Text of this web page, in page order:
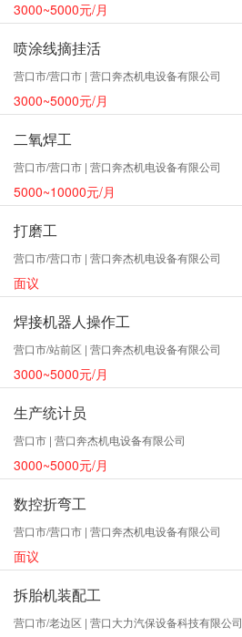
3000~5000元/月
喷涂线摘挂活
营口市/营口市 | 营口奔杰机电设备有限公司
3000~5000元/月
二氧焊工
营口市/营口市 | 营口奔杰机电设备有限公司
5000~10000元/月
打磨工
营口市/营口市 | 营口奔杰机电设备有限公司
面议
焊接机器人操作工
营口市/站前区 | 营口奔杰机电设备有限公司
3000~5000元/月
生产统计员
营口市 | 营口奔杰机电设备有限公司
3000~5000元/月
数控折弯工
营口市/营口市 | 营口奔杰机电设备有限公司
面议
拆胎机装配工
营口市/老边区 | 营口大力汽保设备科技有限公司